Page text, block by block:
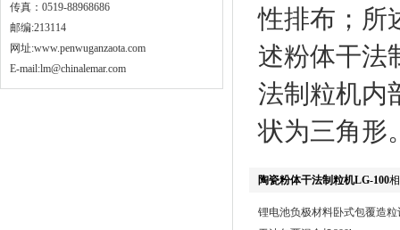
传真：0519-88968686
邮编:213114
网址:www.penwuganzaota.com
E-mail:lm@chinalemar.com
性排布；所
述粉体干法
法制粒机内
状为三角形
陶瓷粉体干法制粒机LG-100
锂电池负极材料卧式包覆造粒